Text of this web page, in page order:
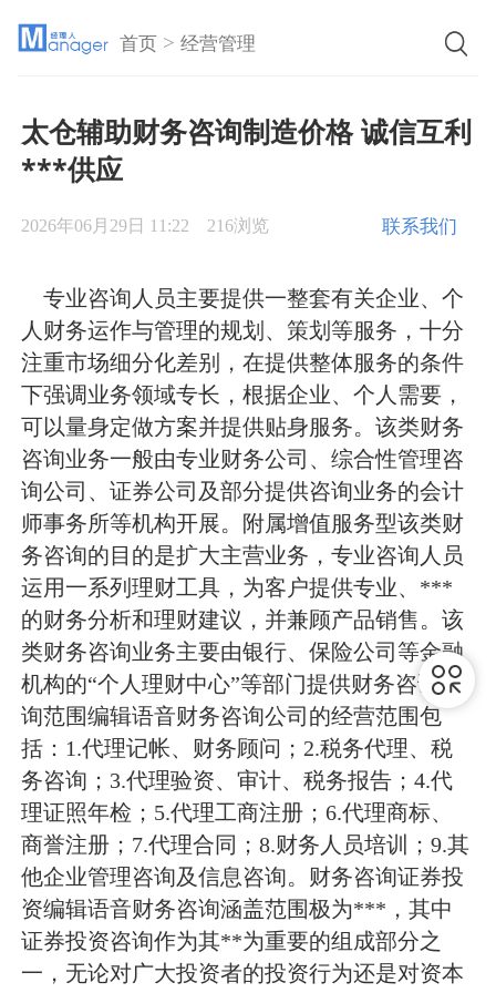
首页 >经营管理
太仓辅助财务咨询制造价格 诚信互利
***供应
2026年06月29日 11:22 216浏览 联系我们
专业咨询人员主要提供一整套有关企业、个
人财务运作与管理的规划、策划等服务，十分
注重市场细分化差别，在提供整体服务的条件
下强调业务领域专长，根据企业、个人需要，
可以量身定做方案并提供贴身服务。该类财务
咨询业务一般由专业财务公司、综合性管理咨
询公司、证券公司及部分提供咨询业务的会计
师事务所等机构开展。附属增值服务型该类财
务咨询的目的是扩大主营业务，专业咨询人员
运用一系列理财工具，为客户提供专业、***
的财务分析和理财建议，并兼顾产品销售。该
类财务咨询业务主要由银行、保险公司等金融
机构的“个人理财中心”等部门提供财务咨询咨
询范围编辑语音财务咨询公司的经营范围包
括：1.代理记帐、财务顾问；2.税务代理、税
务咨询；3.代理验资、审计、税务报告；4.代
理证照年检；5.代理工商注册；6.代理商标、
商誉注册；7.代理合同；8.财务人员培训；9.其
他企业管理咨询及信息咨询。财务咨询证券投
资编辑语音财务咨询涵盖范围极为***，其中
证券投资咨询作为其**为重要的组成部分之
一，无论对广大投资者的投资行为还是对资本